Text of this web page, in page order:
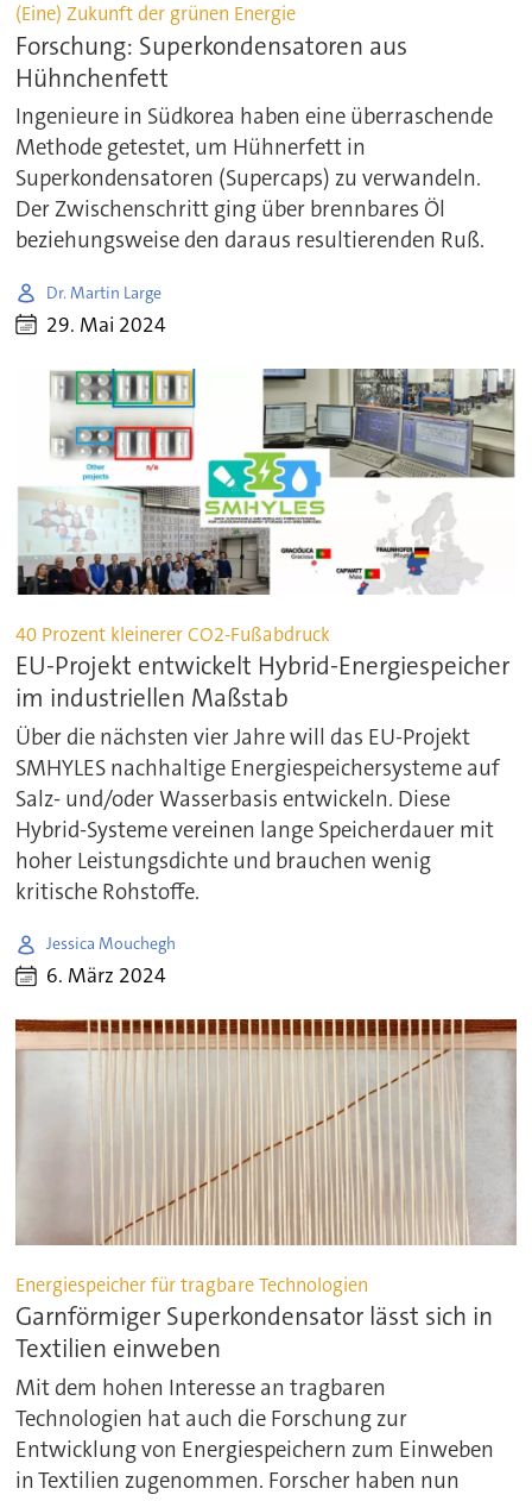
(Eine) Zukunft der grünen Energie
Forschung: Superkondensatoren aus
Hühnchenfett
Ingenieure in Südkorea haben eine überraschende
Methode getestet, um Hühnerfett in
Superkondensatoren (Supercaps) zu verwandeln.
Der Zwischenschritt ging über brennbares Öl
beziehungsweise den daraus resultierenden Ruß.
Dr. Martin Large
29. Mai 2024
40 Prozent kleinerer CO2-Fußabdruck
EU-Projekt entwickelt Hybrid-Energiespeicher
im industriellen Maßstab
Über die nächsten vier Jahre will das EU-Projekt
SMHYLES nachhaltige Energiespeichersysteme auf
Salz- und/oder Wasserbasis entwickeln. Diese
Hybrid-Systeme vereinen lange Speicherdauer mit
hoher Leistungsdichte und brauchen wenig
kritische Rohstoffe.
Jessica Mouchegh
6. März 2024
Energiespeicher für tragbare Technologien
Garnförmiger Superkondensator lässt sich in
Textilien einweben
Mit dem hohen Interesse an tragbaren
Technologien hat auch die Forschung zur
Entwicklung von Energiespeichern zum Einweben
in Textilien zugenommen. Forscher haben nun